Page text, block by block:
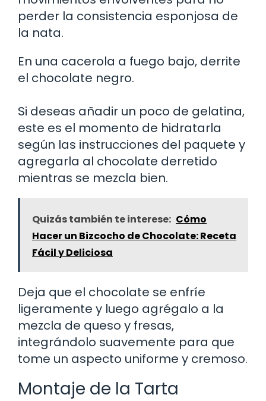
perder la consistencia esponjosa de
la nata.
En una cacerola a fuego bajo, derrite
el chocolate negro.
Si deseas añadir un poco de gelatina,
este es el momento de hidratarla
según las instrucciones del paquete y
agregarla al chocolate derretido
mientras se mezcla bien.
Quizás también te interese: Cómo
Hacer un Bizcocho de Chocolate: Receta
Fácil y Deliciosa
Deja que el chocolate se enfríe
ligeramente y luego agrégalo a la
mezcla de queso y fresas,
integrándolo suavemente para que
tome un aspecto uniforme y cremoso.
Montaje de la Tarta